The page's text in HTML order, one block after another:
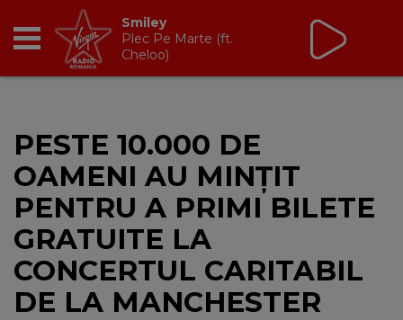
BREAKFAST
TIC TALK
CÂȘTIGĂ
HOT 30
Virgin Radio Breakfast
cu Oana Paraschiv și
Andreas Petrescu
06:30 - 10:00
PESTE 10.000 DE
OAMENI AU MINȚIT
PENTRU A PRIMI BILETE
GRATUITE LA
CONCERTUL CARITABIL
DE LA MANCHESTER